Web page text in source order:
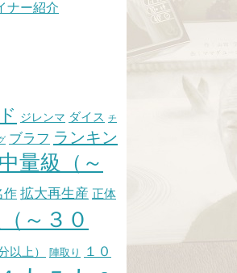
ナー紹介
ジレンマ ダイス チ
ブラフ ランキン
中量級（～
作 拡大再生産 正体
～３０
以上） 陣取り
１０